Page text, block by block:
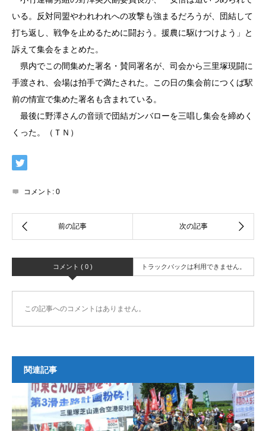
いる。反対同盟やわれわれへの攻撃も強まるだろうが、団結して
打ち返し、戦争を止めるために闘おう。援農に駆けつけよう」と
訴えて集会をまとめた。
県内でこの間集めた署名・賛同署名が、司会から三里塚現闘に
手渡され、会場は拍手で満たされた。この日の集会前につくば駅
前の情宣で集めた署名も含まれている。
最後に野澤さんの音頭で団結ガンバローを三唱し集会を締めく
くった。（ＴＮ）
コメント: 0
コメント ( 0 ) トラックバックは利用できません。
この記事へのコメントはありません。
関連記事